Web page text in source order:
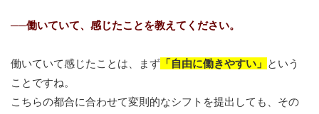
──働いていて、感じたことを教えてください。
働いていて感じたことは、まず 「自由に働きやすい」 という
ことですね。
こちらの都合に合わせて変則的なシフトを提出しても、その